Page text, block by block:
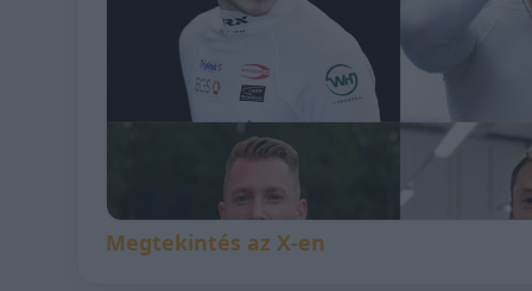
Megtekintés az X-en